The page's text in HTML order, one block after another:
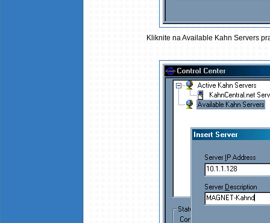
Kliknite na Available Kahn Servers